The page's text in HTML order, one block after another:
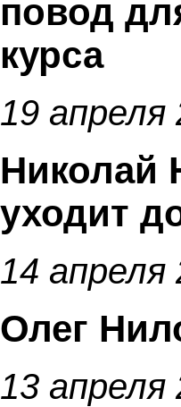
повод
курса
19 апреля
Николай
уходит
14 апреля
Олег
13 апреля